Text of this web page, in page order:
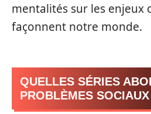
mentalités sur les enjeux
façonnent notre monde.
QUELLES SÉRIES
PROBLÈMES